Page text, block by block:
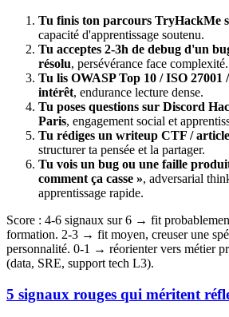
Tu finis ton parcours TryHackMe
capacité d'apprentissage soutenu.
Tu acceptes 2-3h de debug d'un
résolu, persévérance face complexité.
Tu lis OWASP Top 10 / ISO 27001
intérêt, endurance lecture dense.
Tu poses questions sur Discord
Paris, engagement social et
Tu rédiges un writeup CTF /
structurer ta pensée et la partager.
Tu vois un bug ou une faille
comment ça casse », adversarial
apprentissage rapide.
Score : 4-6 signaux sur 6 → fit
formation. 2-3 → fit moyen, creuser une
personnalité. 0-1 → réorienter vers métier
(data, SRE, support tech L3).
5 signaux rouges qui méritent